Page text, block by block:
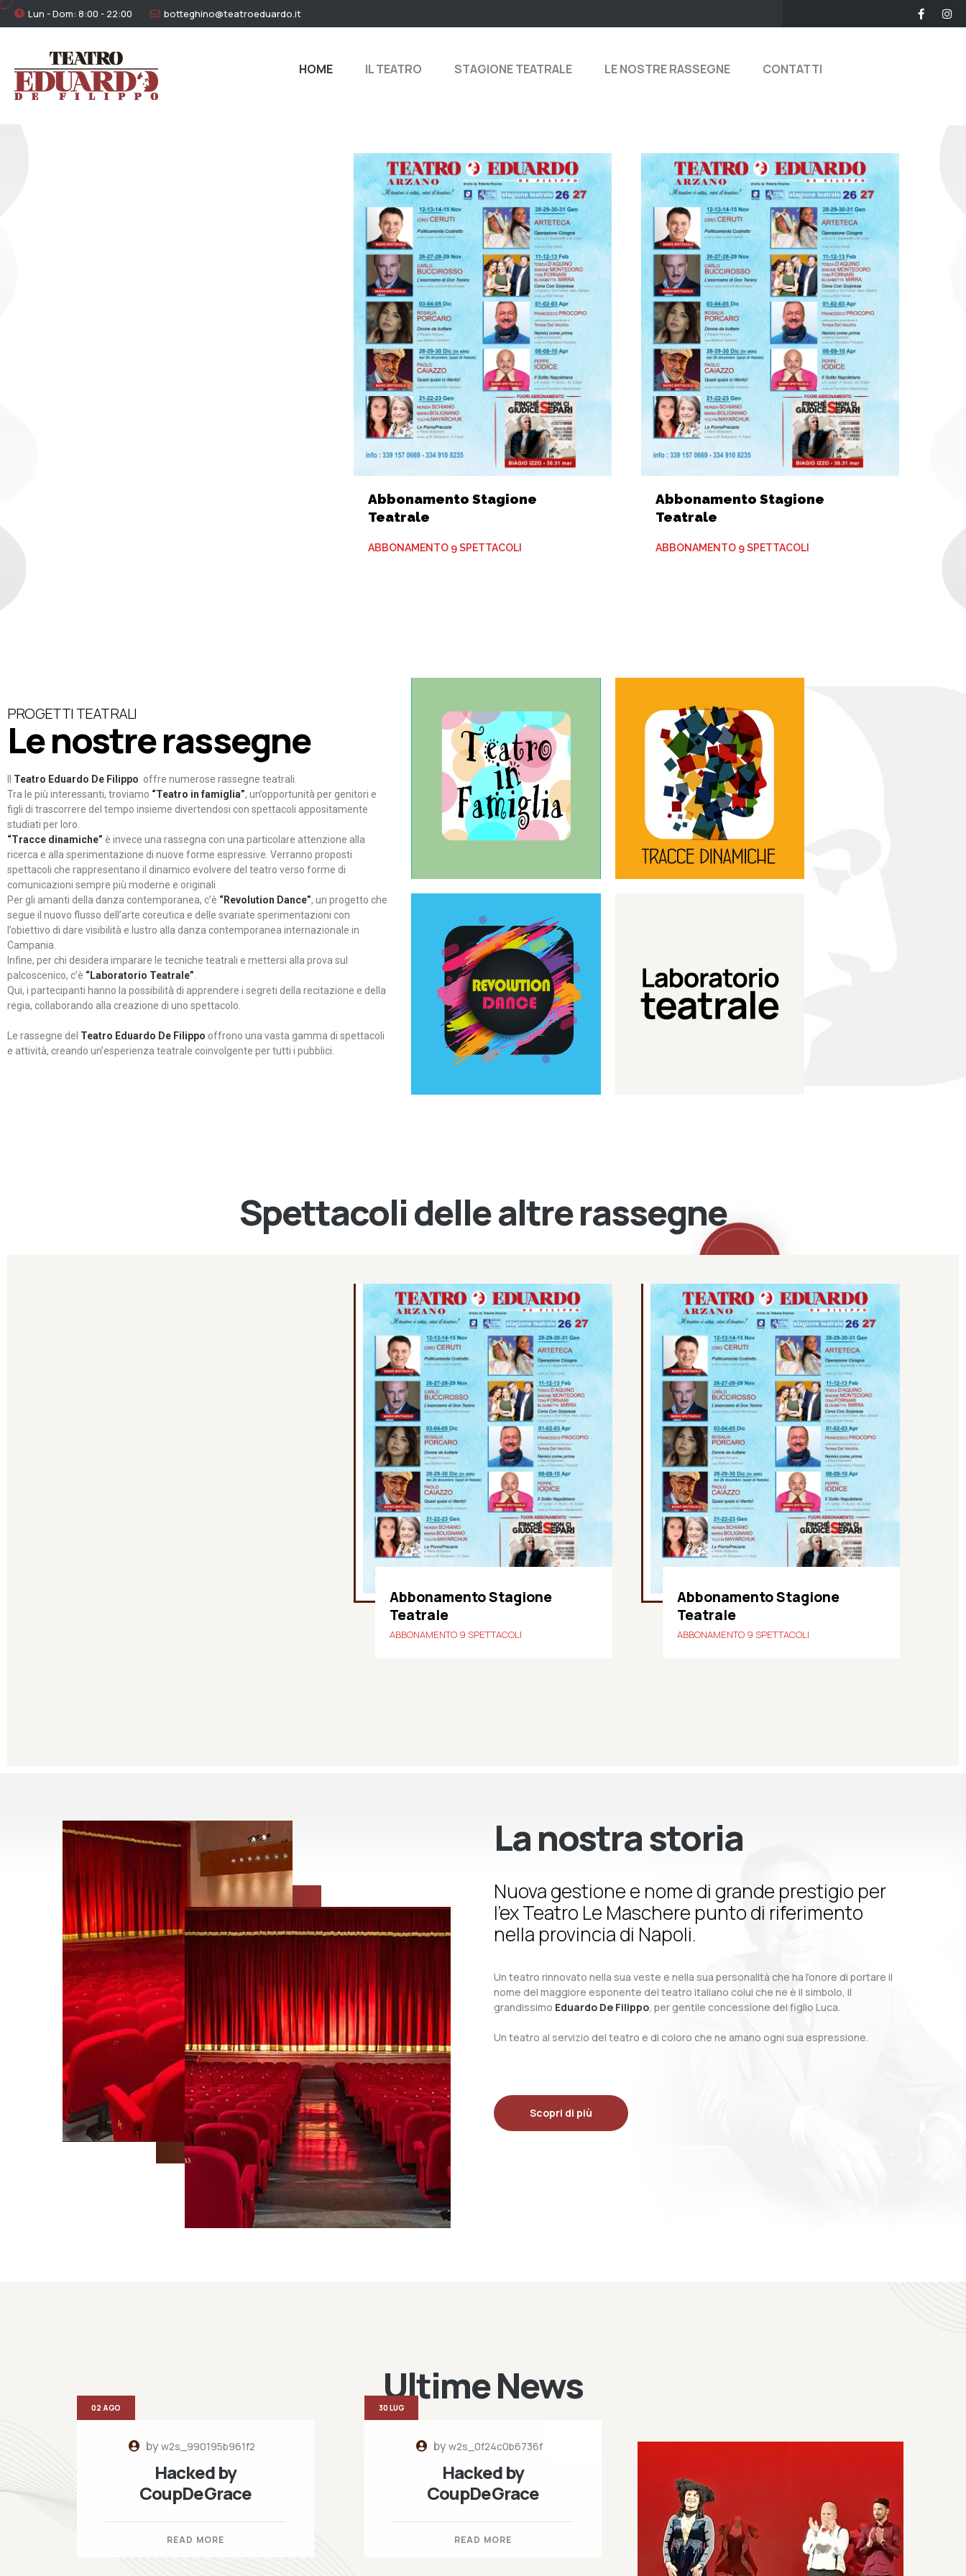
Lun - Dom: 8:00 - 22:00 botteghino@teatroeduardo.it
HOME IL TEATRO STAGIONE TEATRALE LE NOSTRE RASSEGNE CONTATTI
Abbonamento Stagione
Teatrale
ABBONAMENTO 9 SPETTACOLI
Abbonamento Stagione
Teatrale
ABBONAMENTO 9 SPETTACOLI
PROGETTI TEATRALI
Le nostre rassegne
Teatro Eduardo De Filippo offre numerose rassegne teatrali.
Tra le più interessanti, troviamo “Teatro in famiglia”, un’opportunità per genitori e
figli di trascorrere del tempo insieme divertendosi con spettacoli appositamente
studiati per loro.
“Tracce dinamiche” è invece una rassegna con una particolare attenzione alla
ricerca e alla sperimentazione di nuove forme espressive. Verranno proposti
spettacoli che rappresentano il dinamico evolvere del teatro verso forme di
comunicazioni sempre più moderne e originali
Per gli amanti della danza contemporanea, c’è “Revolution Dance”, un progetto che
segue il nuovo flusso dell’arte coreutica e delle svariate sperimentazioni con
l’obiettivo di dare visibilità e lustro alla danza contemporanea internazionale in
Campania.
Infine, per chi desidera imparare le tecniche teatrali e mettersi alla prova sul
palcoscenico, c’è “Laboratorio Teatrale”
Qui, i partecipanti hanno la possibilità di apprendere i segreti della recitazione e della
regia, collaborando alla creazione di uno spettacolo.
Le rassegne del Teatro Eduardo De Filippo offrono una vasta gamma di spettacoli
e attività, creando un’esperienza teatrale coinvolgente per tutti i pubblici.
Teatro in famiglia
Teatro In Famiglia è una
rassegna di teatro concepita
per far condividere e godere
del teatro all’intera famiglia.
Continua
Tracce dinamiche
Tracce Dinamiche è una
rassegna di teatro
d’innovazione e sperimentale.
Continua
Revolution Dance
Rassegna di danza
contemporanea – I Edizione
Continua
Laboratorio di teatro del
Teatro Eduardo de Filippo
Spettacoli delle altre rassegne
Abbonamento Stagione
Teatrale
ABBONAMENTO 9 SPETTACOLI
Abbonamento Stagione
Teatrale
ABBONAMENTO 9 SPETTACOLI
La nostra storia
Nuova gestione e nome di grande prestigio per
l’ex Teatro Le Maschere punto di riferimento
nella provincia di Napoli.
Un teatro rinnovato nella sua veste e nella sua personalità che ha l’onore di portare il
nome del maggiore esponente del teatro italiano colui che ne è il simbolo, il
grandissimo Eduardo De Filippo, per gentile concessione del figlio Luca.
Un teatro al servizio del teatro e di coloro che ne amano ogni sua espressione.
Scopri di più
Ultime News
byw2s_990195b961f2
Hacked by
CoupDeGrace
READ MORE
02 AGO
byw2s_0f24c0b6736f
Hacked by
CoupDeGrace
READ MORE
30 LUG